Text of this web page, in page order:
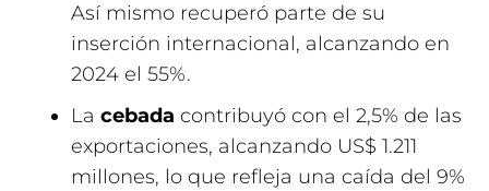
Así mismo recuperó parte de su
inserción internacional, alcanzando en
2024 el 55%.
La cebada contribuyó con el 2,5% de las
exportaciones, alcanzando US$ 1.211
millones, lo que refleja una caída del 9%